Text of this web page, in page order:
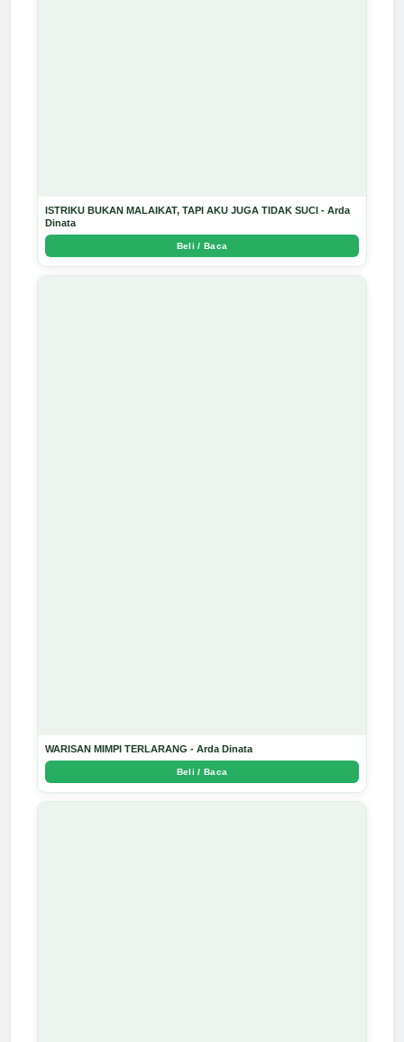
ISTRIKU BUKAN MALAIKAT, TAPI AKU JUGA TIDAK SUCI - Arda
Dinata
Beli / Baca
WARISAN MIMPI TERLARANG - Arda Dinata
Beli / Baca